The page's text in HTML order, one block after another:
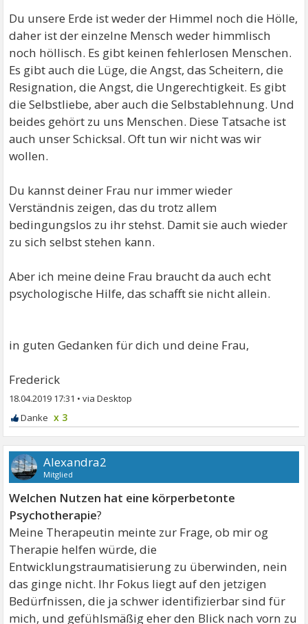
Du unsere Erde ist weder der Himmel noch die Hölle,
daher ist der einzelne Mensch weder himmlisch
noch höllisch. Es gibt keinen fehlerlosen Menschen.
Es gibt auch die Lüge, die Angst, das Scheitern, die
Resignation, die Angst, die Ungerechtigkeit. Es gibt
die Selbstliebe, aber auch die Selbstablehnung. Und
beides gehört zu uns Menschen. Diese Tatsache ist
auch unser Schicksal. Oft tun wir nicht was wir
wollen.
Du kannst deiner Frau nur immer wieder
Verständnis zeigen, das du trotz allem
bedingungslos zu ihr stehst. Damit sie auch wieder
zu sich selbst stehen kann.
Aber ich meine deine Frau braucht da auch echt
psychologische Hilfe, das schafft sie nicht allein.
in guten Gedanken für dich und deine Frau,
Frederick
18.04.2019 17:31 •
x 3
Alexandra2
Mitglied
Welchen Nutzen hat eine körperbetonte
Psychotherapie?
Meine Therapeutin meinte zur Frage, ob mir og
Therapie helfen würde, die
Entwicklungstraumatisierung zu überwinden, nein
das ginge nicht. Ihr Fokus liegt auf den jetzigen
Bedürfnissen, die ja schwer identifizierbar sind für
mich, und gefühlsmäßig eher den Blick nach vorn zu